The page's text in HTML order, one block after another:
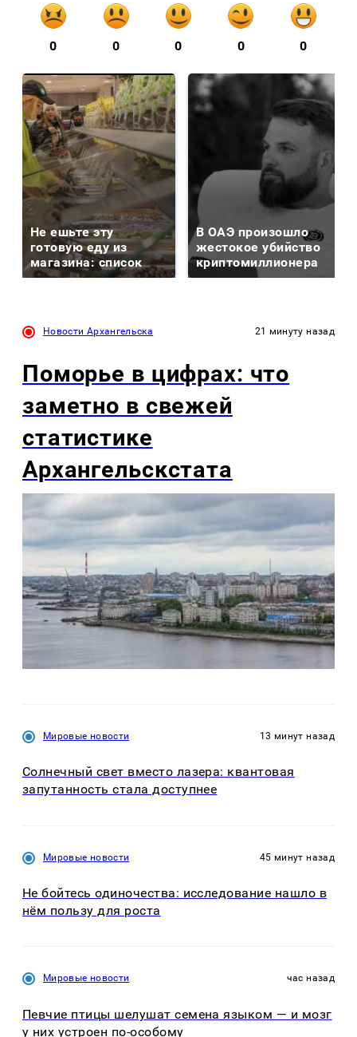
0 0 0 0 0
Не ешьте эту
готовую еду из
магазина: список
В ОАЭ произошло
жестокое убийство
криптомиллионера
Новости Архангельска 21 минуту назад
Поморье в цифрах: что
заметно в свежей
статистике
Архангельскстата
Мировые новости 13 минут назад
Солнечный свет вместо лазера: квантовая
запутанность стала доступнее
Мировые новости 45 минут назад
Не бойтесь одиночества: исследование нашло в
нём пользу для роста
Мировые новости час назад
Певчие птицы шелушат семена языком — и мозг
у них устроен по-особому